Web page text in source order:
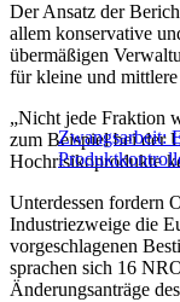
Der Ansatz der
allem konservative
übermäßigen
für kleine und
Zwangsarbeit:
„Nicht jede Fraktion
zum Beispiel bei der
Hochrisikoprodukte
Unterdessen fordern
Industriezweige die
vorgeschlagenen
sprachen sich 16
Änderungsanträge